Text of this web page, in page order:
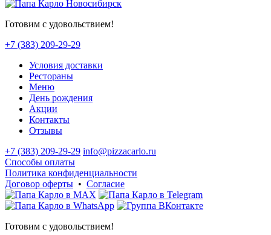
Готовим с удовольствием!
+7 (383) 209-29-29
Условия доставки
Рестораны
Меню
День рождения
Акции
Контакты
Отзывы
+7 (383) 209-29-29 info@pizzacarlo.ru
Способы оплаты
Политика конфиденциальности
Договор оферты • Согласие
Готовим с удовольствием!